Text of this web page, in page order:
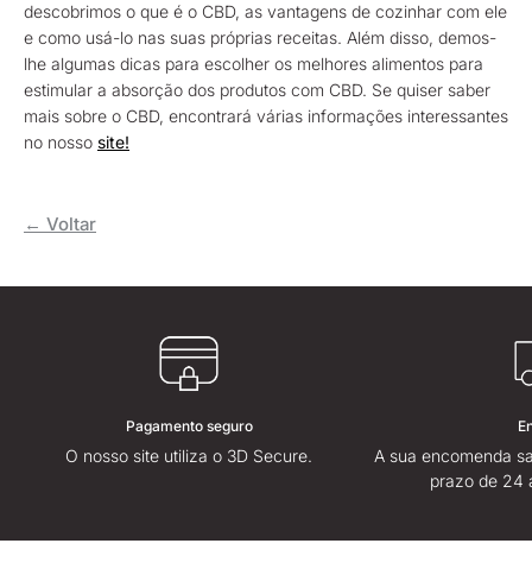
descobrimos o que é o CBD, as vantagens de cozinhar com ele
e como usá-lo nas suas próprias receitas. Além disso, demos-
lhe algumas dicas para escolher os melhores alimentos para
estimular a absorção dos produtos com CBD. Se quiser saber
mais sobre o CBD, encontrará várias informações interessantes
no nosso site!
← Voltar
Pagamento seguro
O nosso site utiliza o 3D Secure.
A sua encomenda
prazo de 24